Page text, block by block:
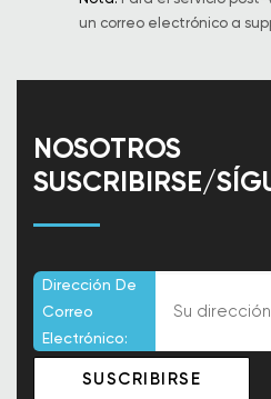
un correo electrónico a
NOSOTROS
SUSCRIBIRSE/
Dirección De
Correo
Electrónico: